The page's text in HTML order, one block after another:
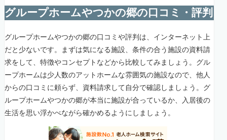
グループホームやつかの郷の口コミ・評判
グループホームやつかの郷の口コミや評判は、インターネット上
だと少ないです。まずは気になる施設、条件の合う施設の資料請
求をして、特徴やコンセプトなどから比較してみましょう。グル
ープホームは少人数のアットホームな雰囲気の施設なので、他人
からの口コミに頼らず、資料請求して自分で確認しましょう。グ
ループホームやつかの郷が本当に施設が合っているか、入居後の
生活を思い浮かべながら確かめるようにしましょう。